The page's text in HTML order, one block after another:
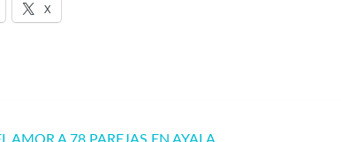
X
AMOR A 78 PAREJAS EN AYALA